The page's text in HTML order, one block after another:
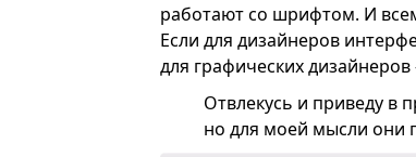
работают со шрифтом. И
Если для дизайнеров
для графических
Отвлекусь и приведу в
но для моей мысли они